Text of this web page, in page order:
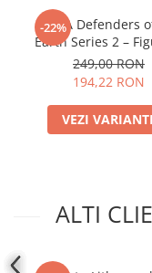
Trading Card Games
DragonBallZ
Pokemon TCG
Cardfight!! Vanguard
Flesh and Blood
-22%
NECA Defenders
Earth Series 2 –
Actiune 7"
249,00 RON
194,22 RON
VEZI
ALTI